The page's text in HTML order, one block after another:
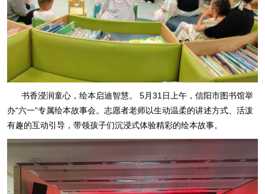
书香浸润童心，绘本启迪智慧。 5月31日上午，信阳市图书馆举
办“六一”专属绘本故事会。志愿者老师以生动温柔的讲述方式、活泼
有趣的互动引导，带领孩子们沉浸式体验精彩的绘本故事。